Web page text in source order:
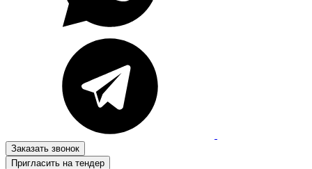
Заказать звонок
Пригласить на тендер